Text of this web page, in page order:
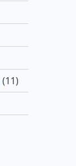
(11)